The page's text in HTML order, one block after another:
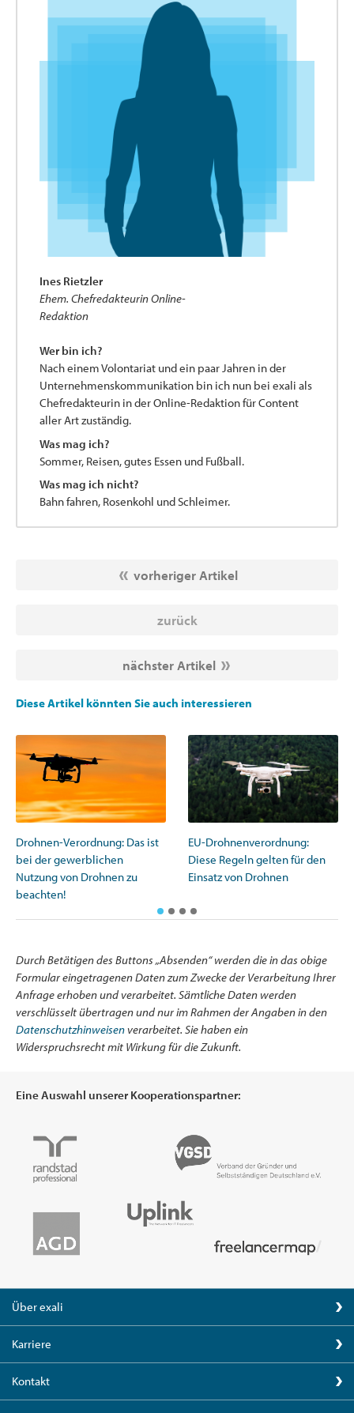
Ines Rietzler
Ehem. Chefredakteurin Online-
Redaktion
Wer bin ich?
Nach einem Volontariat und ein paar Jahren in der
Unternehmenskommunikation bin ich nun bei exali als
Chefredakteurin in der Online-Redaktion für Content
aller Art zuständig.
Was mag ich?
Sommer, Reisen, gutes Essen und Fußball.
Was mag ich nicht?
Bahn fahren, Rosenkohl und Schleimer.
vorheriger Artikel
zurück
nächster Artikel
Diese Artikel könnten Sie auch interessieren
Drohnen-Verordnung: Das ist
bei der gewerblichen
Nutzung von Drohnen zu
beachten!
EU-Drohnenverordnung:
Diese Regeln gelten für den
Einsatz von Drohnen
Durch Betätigen des Buttons „Absenden“ werden die in das obige
Formular eingetragenen Daten zum Zwecke der Verarbeitung Ihrer
Anfrage erhoben und verarbeitet. Sämtliche Daten werden
verschlüsselt übertragen und nur im Rahmen der Angaben in den
Datenschutzhinweisenverarbeitet. Sie haben ein
Widerspruchsrecht mit Wirkung für die Zukunft.
Eine Auswahl unserer Kooperationspartner:
Über exali
Karriere
Kontakt